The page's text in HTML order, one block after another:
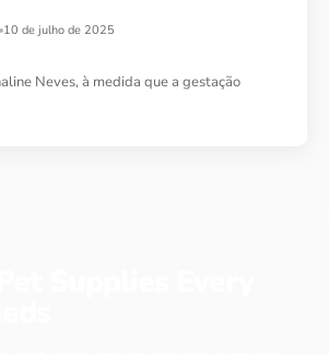
10 de julho de 2025
Neves, à medida que a gestação